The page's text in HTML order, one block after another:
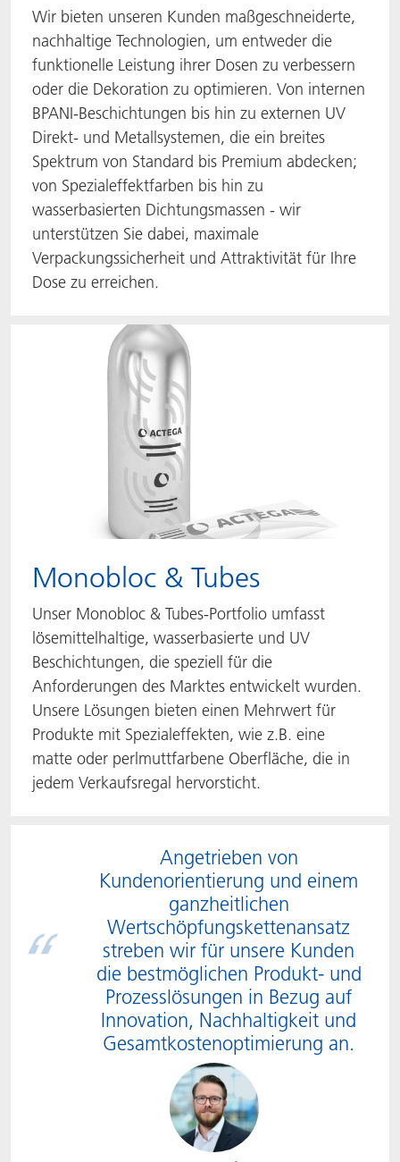
Wir bieten unseren Kunden maßgeschneiderte,
nachhaltige Technologien, um entweder die
funktionelle Leistung ihrer Dosen zu verbessern
oder die Dekoration zu optimieren. Von internen
BPANI-Beschichtungen bis hin zu externen UV
Direkt- und Metallsystemen, die ein breites
Spektrum von Standard bis Premium abdecken;
von Spezialeffektfarben bis hin zu
wasserbasierten Dichtungsmassen - wir
unterstützen Sie dabei, maximale
Verpackungssicherheit und Attraktivität für Ihre
Dose zu erreichen.
Monobloc & Tubes
Unser Monobloc & Tubes-Portfolio umfasst
lösemittelhaltige, wasserbasierte und UV
Beschichtungen, die speziell für die
Anforderungen des Marktes entwickelt wurden.
Unsere Lösungen bieten einen Mehrwert für
Produkte mit Spezialeffekten, wie z.B. eine
matte oder perlmuttfarbene Oberfläche, die in
jedem Verkaufsregal hervorsticht.
Angetrieben von
Kundenorientierung und einem
ganzheitlichen
Wertschöpfungskettenansatz
streben wir für unsere Kunden
die bestmöglichen Produkt- und
Prozesslösungen in Bezug auf
Innovation, Nachhaltigkeit und
Gesamtkostenoptimierung an.